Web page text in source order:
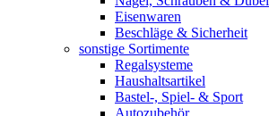
Eisenwaren
Beschläge & Sicherheit
sonstige Sortimente
Regalsysteme
Haushaltsartikel
Bastel-, Spiel- & Sport
Autozubehör